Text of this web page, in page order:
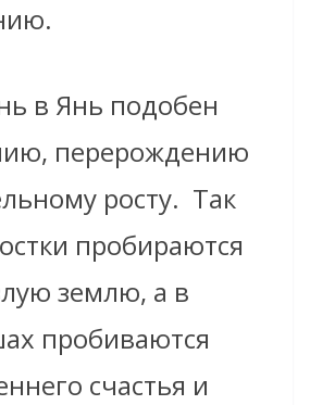
в Янь подобен
перерождению
росту. Так
пробираются
землю, а в
пробиваются
счастья и